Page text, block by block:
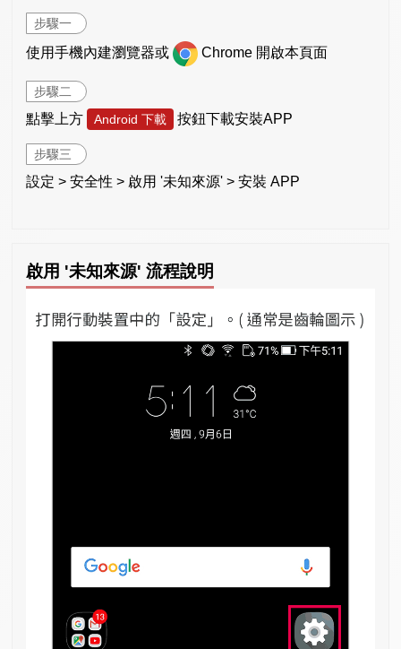
步驟一
使用手機內建瀏覽器或 Chrome 開啟本頁面
步驟二
點擊上方 Android 下載 按鈕下載安裝APP
步驟三
設定 > 安全性 > 啟用 '未知來源' > 安裝 APP
啟用 '未知來源' 流程說明